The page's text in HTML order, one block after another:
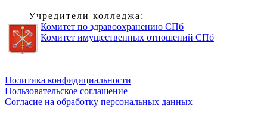
Учредители колледжа:
Комитет по здравоохранению СПб
Комитет имущественных отношений СПб
Политика конфидициальности
Пользовательское соглашение
Согласие на обработку персональных данных